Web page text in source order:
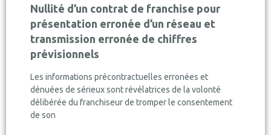
Nullité d’un contrat de franchise pour
présentation erronée d’un réseau et
transmission erronée de chiffres
prévisionnels
Les informations précontractuelles erronées et
dénuées de sérieux sont révélatrices de la volonté
délibérée du franchiseur de tromper le consentement
de son